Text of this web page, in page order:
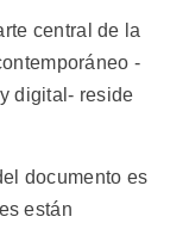
central de la
-
digital- reside
documento es
están